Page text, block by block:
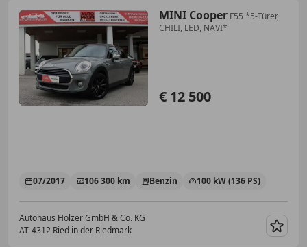
MINI Cooper F55 *5-Türer,
CHILI, LED, NAVI*
€ 12 500
07/2017 106 300 km Benzin 100 kW (136 PS)
Autohaus Holzer GmbH & Co. KG
AT-4312 Ried in der Riedmark